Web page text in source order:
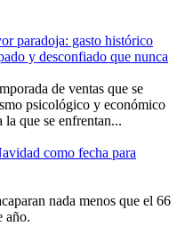
paradoja: gasto histórico
y desconfiado que nunca
de ventas que se
psicológico y económico
que se enfrentan...
como fecha para
nada menos que el 66
año.